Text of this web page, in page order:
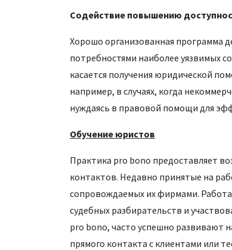
Содействие повышению
Хорошо организованная программа
потребностями наиболее уязвимых
касается получения юридической
например, в случаях, когда
нуждаясь в правовой помощи для
Обучение юристов
Практика pro bono предоставляет
контактов. Недавно принятые на
сопровождаемых их фирмами.
судебных разбирательств и
pro bono, часто успешно развивают
прямого контакта с клиентами или